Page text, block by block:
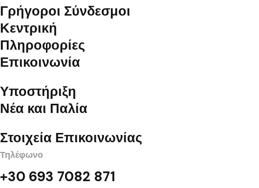
Γρήγοροι Σύνδεσμοι
Κεντρική
Πληροφορίες
Επικοινωνία
Υποστήριξη
Νέα και Παλία
Στοιχεία Επικοινωνίας
Τηλέφωνο
+30 693 7082 871